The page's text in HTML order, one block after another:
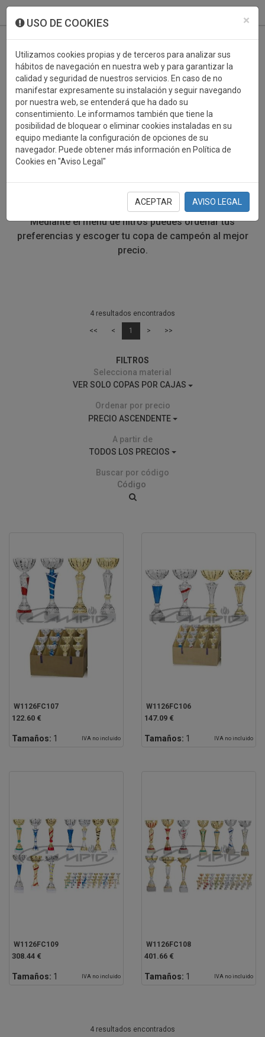
×
USO DE COOKIES
Utilizamos cookies propias y de terceros para analizar sus
hábitos de navegación en nuestra web y para garantizar la
calidad y seguridad de nuestros servicios. En caso de no
manifestar expresamente su instalación y seguir navegando
por nuestra web, se entenderá que ha dado su
consentimiento. Le informamos también que tiene la
posibilidad de bloquear o eliminar cookies instaladas en su
equipo mediante la configuración de opciones de su
navegador. Puede obtener más información en Política de
Cookies en "Aviso Legal"
ACEPTAR AVISO LEGAL
COPAS DEPORTIVAS
En esta sección encontrarás
Recuerda que tienes la opción de comprar tucopa
grabada y personalizadacon tu logotipo o mensaje.
Mediante el menú de filtros puedes ordenar tus
preferencias y escoger tu copa de campeón al mejor
precio.
4 resultados encontrados
<< < 1 > >>
FILTROS
Selecciona material
VER SOLO COPAS POR CAJAS
Ordenar por precio
PRECIO ASCENDENTE
A partir de
TODOS LOS PRECIOS
Buscar por código
W1126FC107
122.60 €
Tamaños: 1 IVA no incluido
W1126FC106
147.09 €
Tamaños: 1 IVA no incluido
W1126FC109
308.44 €
Tamaños: 1 IVA no incluido
W1126FC108
401.66 €
Tamaños: 1 IVA no incluido
4 resultados encontrados